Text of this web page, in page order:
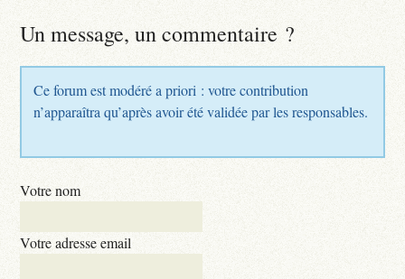
Un message, un commentaire ?
Ce forum est modéré a priori : votre contribution
n’apparaîtra qu’après avoir été validée par les responsables.
Votre nom
Votre adresse email